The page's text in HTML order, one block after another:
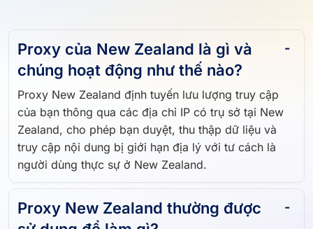
Proxy của New Zealand là gì và
chúng hoạt động như thế nào?
Proxy New Zealand định tuyến lưu lượng truy cập
của bạn thông qua các địa chỉ IP có trụ sở tại New
Zealand, cho phép bạn duyệt, thu thập dữ liệu và
truy cập nội dung bị giới hạn địa lý với tư cách là
người dùng thực sự ở New Zealand.
Proxy New Zealand thường được